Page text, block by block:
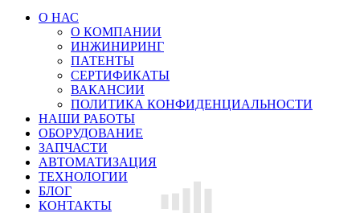
О НАС
О КОМПАНИИ
ИНЖИНИРИНГ
ПАТЕНТЫ
СЕРТИФИКАТЫ
ВАКАНСИИ
ПОЛИТИКА КОНФИДЕНЦИАЛЬНОСТИ
НАШИ РАБОТЫ
ОБОРУДОВАНИЕ
ЗАПЧАСТИ
АВТОМАТИЗАЦИЯ
ТЕХНОЛОГИИ
БЛОГ
КОНТАКТЫ